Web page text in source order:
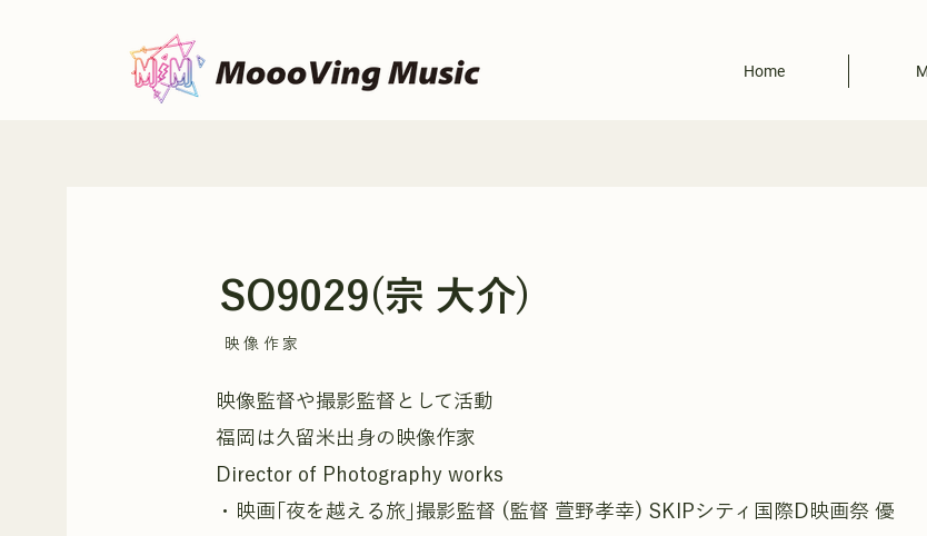
Home
SO9029(宗 大介)
映像作家
映像監督や撮影監督として活動
福岡は久留米出身の映像作家
Director of Photography works
・映画｢夜を越える旅｣撮影監督 (監督 萱野孝幸) SKIPシティ国際D映画祭 優